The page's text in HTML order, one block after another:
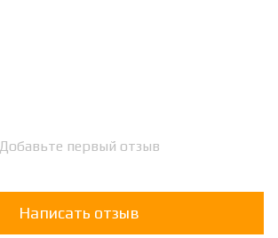
Добавьте первый отзыв
Написать отзыв